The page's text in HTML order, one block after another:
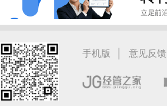
手机版 | 意见反馈